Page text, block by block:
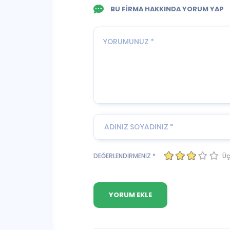
BU FİRMA HAKKINDA YORUM YAP
DEĞERLENDİRMENİZ *